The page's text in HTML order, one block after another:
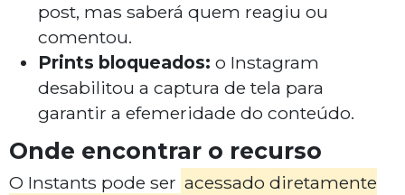
post, mas saberá quem reagiu ou
comentou.
Prints bloqueados: o Instagram
desabilitou a captura de tela para
garantir a efemeridade do conteúdo.
Onde encontrar o recurso
O Instants pode ser acessado diretamente